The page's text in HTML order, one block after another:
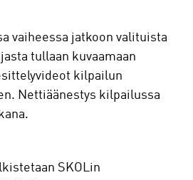
vaiheessa jatkoon valituista
tullaan kuvaamaan
kilpailun
Nettiäänestys kilpailussa
SKOLin